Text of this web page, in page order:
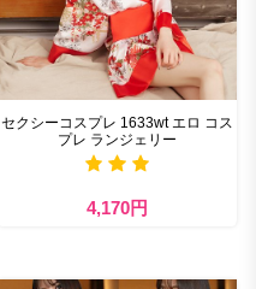
セクシーコスプレ 1633wt エロ コス
プレ ランジェリー
4,170円